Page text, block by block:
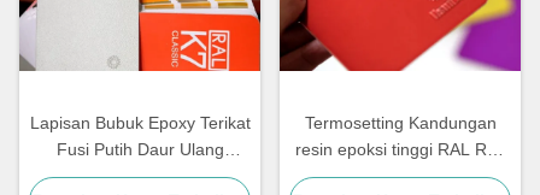
Lapisan Bubuk Epoxy Terikat
Fusi Putih Daur Ulang
Ketahanan Cuaca Super
Termosetting Kandungan
resin epoksi tinggi RAL Red
Powder Coat untuk smooth